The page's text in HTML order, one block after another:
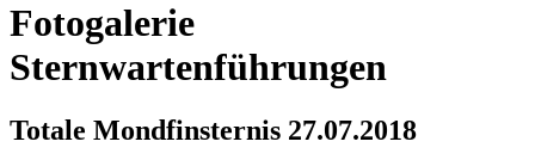
Fotogalerie
Sternwartenführungen
Totale Mondfinsternis 27.07.2018